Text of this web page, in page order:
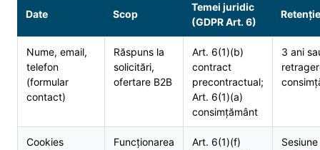
Date Scop
Temei juridic
(GDPR Art. 6)
Retenție
Nume, email,
telefon
(formular
contact)
Răspuns la
solicitări,
ofertare B2B
Art. 6(1)(b)
contract
precontractual;
Art. 6(1)(a)
consimțământ
3 ani
Cookies
Funcționarea
Art. 6(1)(f)